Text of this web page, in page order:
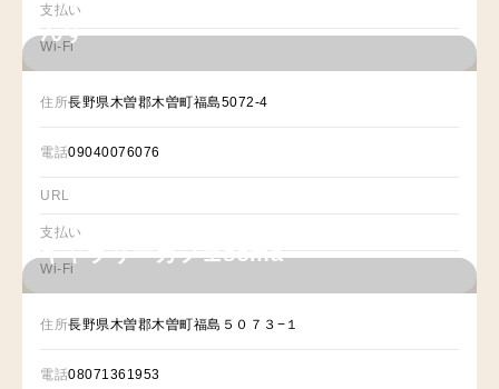
支払い
Wi-Fi
んず
住所長野県木曽郡木曽町福島5072-4
電話09040076076
URL
支払い
Wi-Fi
ギャラリーカフェsoma
住所長野県木曽郡木曽町福島５０７３−１
電話08071361953